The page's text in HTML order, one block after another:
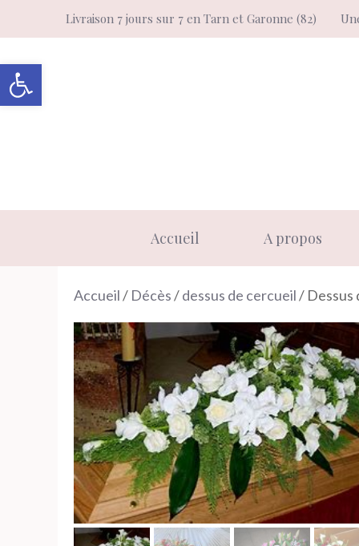
Ouvrir la barre d’outils
au
contenu
Livraison 7 jours sur 7 en Tarn et Garonne (82)
Accueil A propos
Accueil/ Décès/dessus de cercueil/ Dessus